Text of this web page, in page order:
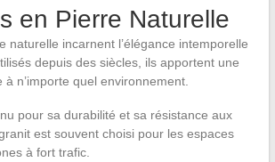
en Pierre Naturelle
naturelle incarnent l’élégance intemporelle
depuis des siècles, ils apportent une
n’importe quel environnement.
pour sa durabilité et sa résistance aux
est souvent choisi pour les espaces
à fort trafic.